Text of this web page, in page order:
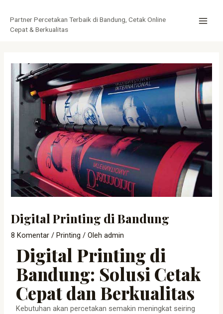
konten
Partner Percetakan Terbaik di Bandung, Cetak Online
Cepat & Berkualitas
Digital Printing di Bandung
8 Komentar / Printing / Olehadmin
Digital Printing di
Bandung: Solusi Cetak
Cepat dan Berkualitas
Kebutuhan akan percetakan semakin meningkat seiring
navigation